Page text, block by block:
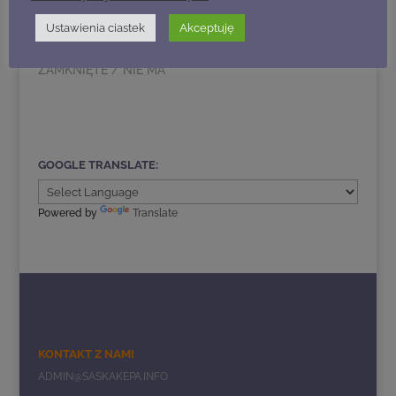
identyfikatory SK,
pojazdów ZTM,
W „PRZENIESIONE /
W LIKWIDACJI /
ZAMKNIĘTE / NIE MA"
GOOGLE TRANSLATE:
Powered by Translate
KONTAKT Z NAMI
ADMIN@SASKAKEPA.INFO
Ustawienia ciastek Akceptuję